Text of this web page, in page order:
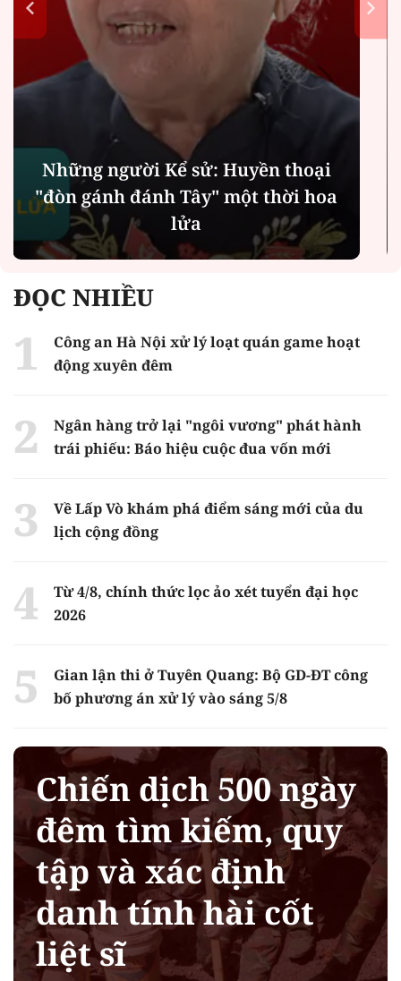
Chính quyền địa phương 2 cấp: Dịch
vụ công ngày càng gần dân
ĐỌC NHIỀU
Công an Hà Nội xử lý loạt quán game hoạt
động xuyên đêm
Ngân hàng trở lại "ngôi vương" phát hành
trái phiếu: Báo hiệu cuộc đua vốn mới
Về Lấp Vò khám phá điểm sáng mới của du
lịch cộng đồng
Từ 4/8, chính thức lọc ảo xét tuyển đại học
2026
Gian lận thi ở Tuyên Quang: Bộ GD-ĐT công
bố phương án xử lý vào sáng 5/8
Chiến dịch 500 ngày
đêm tìm kiếm, quy
tập và xác định
danh tính hài cốt
liệt sĩ